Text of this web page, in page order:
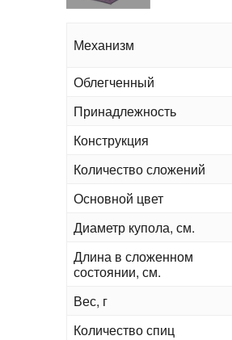
Механизм
Облегченный
Принадлежность
Конструкция
Количество сложений
Основной цвет
Диаметр купола, см.
Длина в сложенном
состоянии, см.
Вес, г
Количество спиц